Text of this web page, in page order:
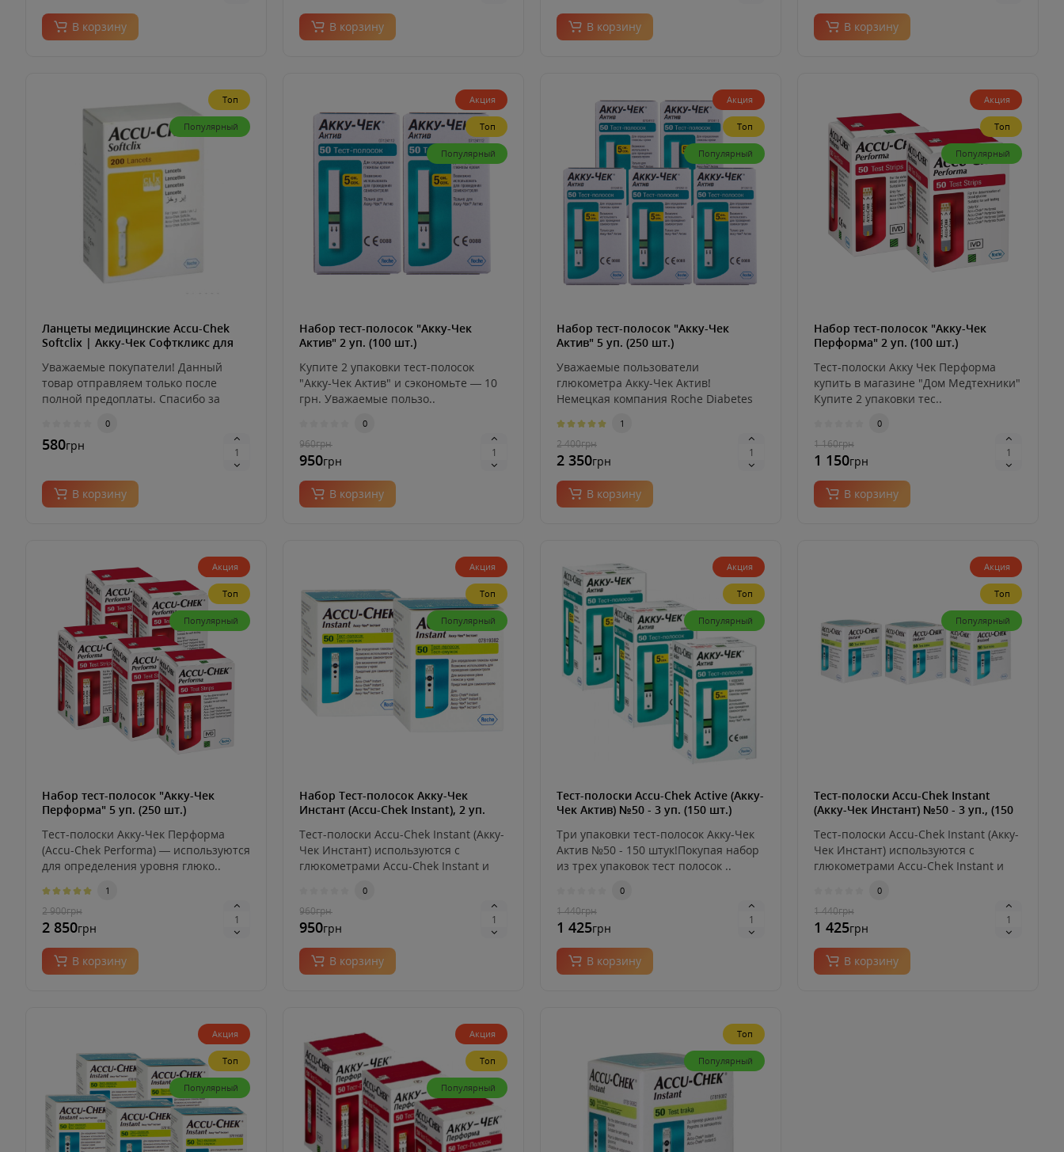
В корзину В корзину В корзину В корзину
Топ
Популярный
Ланцеты медицинские Accu-Chek
Softclix | Акку-Чек Софткликс для
Уважаемые покупатели! Данный
товар отправляем только после
полной предоплаты. Спасибо за
0
580грн
В корзину
Акция
Топ
Популярный
Набор тест-полосок "Акку-Чек
Актив" 2 уп. (100 шт.)
Купите 2 упаковки тест-полосок
"Акку-Чек Актив" и сэкономьте ― 10
грн. Уважаемые пользо..
0
960грн
950грн
В корзину
Акция
Топ
Популярный
Набор тест-полосок "Акку-Чек
Актив" 5 уп. (250 шт.)
Уважаемые пользователи
глюкометра Акку-Чек Актив!
Немецкая компания Roche Diabetes
1
2 400грн
2 350грн
В корзину
Акция
Топ
Популярный
Набор тест-полосок "Акку-Чек
Перформа" 2 уп. (100 шт.)
Тест-полоски Акку Чек Перформа
купить в магазине "Дом Медтехники"
Купите 2 упаковки тес..
0
1 160грн
1 150грн
В корзину
Акция
Топ
Популярный
Набор тест-полосок "Акку-Чек
Перформа" 5 уп. (250 шт.)
Тест-полоски Акку-Чек Перформа
(Accu-Chek Performa) ― используются
для определения уровня глюко..
1
2 900грн
2 850грн
В корзину
Акция
Топ
Популярный
Набор Тест-полосок Акку-Чек
Инстант (Accu-Chek Instant), 2 уп.
Тест-полоски Accu-Chek Instant (Акку-
Чек Инстант) используются с
глюкометрами Accu-Chek Instant и
0
960грн
950грн
В корзину
Акция
Топ
Популярный
Тест-полоски Accu-Chek Active (Акку-
Чек Актив) №50 - 3 уп. (150 шт.)
Три упаковки тест-полосок Акку-Чек
Актив №50 - 150 штук!Покупая набор
из трех упаковок тест полосок ..
0
1 440грн
1 425грн
В корзину
Акция
Топ
Популярный
Тест-полоски Accu-Chek Instant
(Акку-Чек Инстант) №50 - 3 уп., (150
Тест-полоски Accu-Chek Instant (Акку-
Чек Инстант) используются с
глюкометрами Accu-Chek Instant и
0
1 440грн
1 425грн
В корзину
Акция
Топ
Популярный
Акция
Топ
Популярный
Топ
Популярный